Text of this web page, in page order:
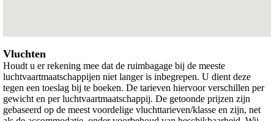
Vluchten
Houdt u er rekening mee dat de ruimbagage bij de meeste
luchtvaartmaatschappijen niet langer is inbegrepen. U dient deze
tegen een toeslag bij te boeken. De tarieven hiervoor verschillen per
gewicht en per luchtvaartmaatschappij. De getoonde prijzen zijn
gebaseerd op de meest voordelige vluchttarieven/klasse en zijn, net